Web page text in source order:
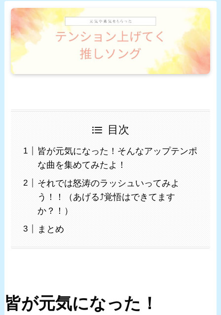
目次
皆が元気になった！そんなアップテンポ
な曲を集めてみたよ！
それでは怒涛のラッシュいってみよ
う！！（あげる⤴覚悟はできてます
か？！）
まとめ
皆が元気になった！